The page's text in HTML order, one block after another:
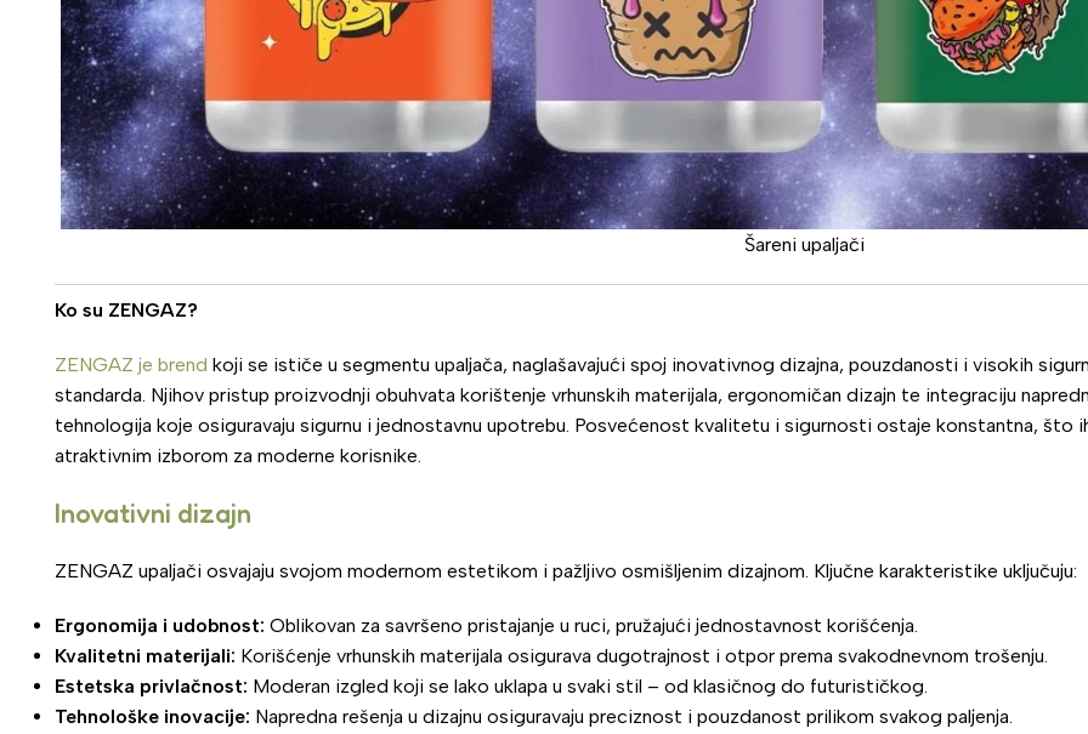
Šareni upaljači
Ko su ZENGAZ?
ZENGAZ je brend koji se ističe u segmentu upaljača, naglašavajući spoj inovativnog dizajna, pouzdanosti i visokih
standarda. Njihov pristup proizvodnji obuhvata korištenje vrhunskih materijala, ergonomičan dizajn te integraciju
tehnologija koje osiguravaju sigurnu i jednostavnu upotrebu. Posvećenost kvalitetu i sigurnosti ostaje konstantna, što
atraktivnim izborom za moderne korisnike.
Inovativni dizajn
ZENGAZ upaljači osvajaju svojom modernom estetikom i pažljivo osmišljenim dizajnom. Ključne karakteristike uključuju:
Ergonomija i udobnost: Oblikovan za savršeno pristajanje u ruci, pružajući jednostavnost korišćenja.
Kvalitetni materijali: Korišćenje vrhunskih materijala osigurava dugotrajnost i otpor prema svakodnevnom trošenju.
Estetska privlačnost: Moderan izgled koji se lako uklapa u svaki stil – od klasičnog do futurističkog.
Tehnološke inovacije: Napredna rešenja u dizajnu osiguravaju preciznost i pouzdanost prilikom svakog paljenja.